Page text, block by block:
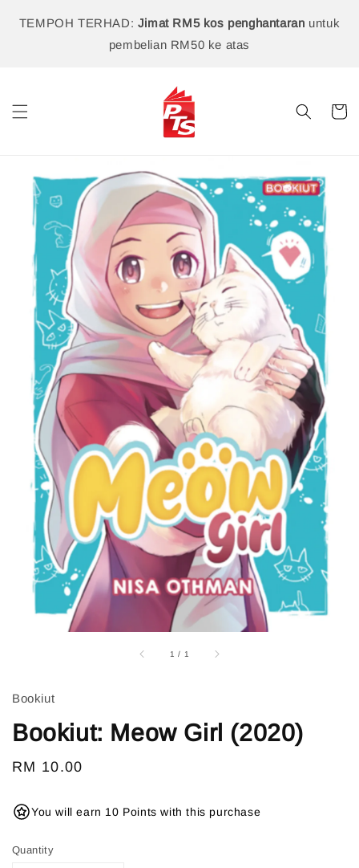
TEMPOH TERHAD: Jimat RM5 kos penghantaran untuk
pembelian RM50 ke atas
1 / 1
Bookiut
Bookiut: Meow Girl (2020)
Regular
RM 10.00
You will earn 10 Points with this purchase
Quantity